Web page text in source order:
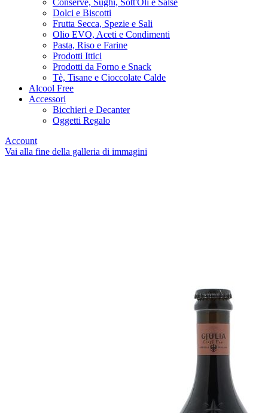
Dolci e Biscotti
Frutta Secca, Spezie e Sali
Olio EVO, Aceti e Condimenti
Pasta, Riso e Farine
Prodotti Ittici
Prodotti da Forno e Snack
Tè, Tisane e Cioccolate Calde
Alcool Free
Accessori
Bicchieri e Decanter
Oggetti Regalo
Account
Vai alla fine della galleria di immagini